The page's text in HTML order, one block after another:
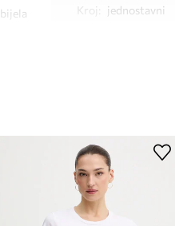
bijela
Kroj
jednostavni
Model na fotografiji
cm i ima na sebi
Standardna veličina
Preporučamo da